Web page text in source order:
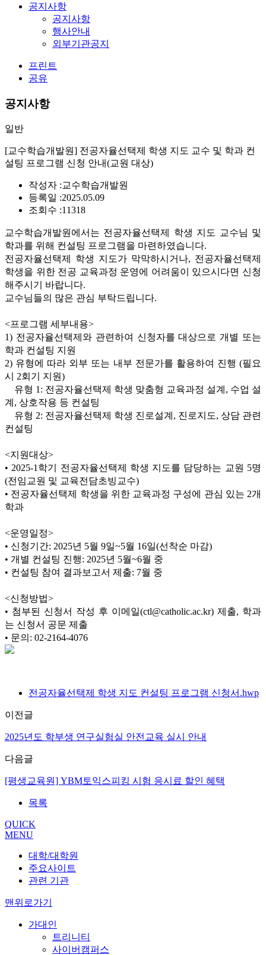
공지사항
공지사항
행사안내
외부기관공지
프린트
공유
공지사항
일반
[교수학습개발원] 전공자율선택제 학생 지도 교수 및 학과 컨
설팅 프로그램 신청 안내(교원 대상)
작성자 :교수학습개발원
등록일 :2025.05.09
조회수 :11318
교수학습개발원에서는 전공자율선택제 학생 지도 교수님 및
학과를 위해 컨설팅 프로그램을 마련하였습니다.
전공자율선택제 학생 지도가 막막하시거나, 전공자율선택제
학생을 위한 전공 교육과정 운영에 어려움이 있으시다면 신청
해주시기 바랍니다.
교수님들의 많은 관심 부탁드립니다.
<프로그램 세부내용>
1) 전공자율선택제와 관련하여 신청자를 대상으로 개별 또는
학과 컨설팅 지원
2) 유형에 따라 외부 또는 내부 전문가를 활용하여 진행(필요
시 2회기 지원)
유형 1: 전공자율선택제 학생 맞춤형 교육과정 설계 , 수업 설
계 , 상호작용 등 컨설팅
유형 2: 전공자율선택제 학생 진로설계 , 진로지도, 상담 관련
컨설팅
<지원대상>
• 2025-1 학기 전공자율선택제 학생 지도를 담당하는 교원 5명
(전임교원 및 교육전담초빙교수)
• 전공자율선택제 학생을 위한 교육과정 구성에 관심 있는 2개
학과
<운영일정>
• 신청기간: 2025년 5월 9일~5월 16일(선착순 마감)
• 개별 컨설팅 진행: 2025년 5월~6월 중
• 컨설팅 참여 결과보고서 제출: 7월 중
<신청방법>
• 첨부된 신청서 작성 후 이메일(ctl@catholic.ac.kr) 제출, 학과
는 신청서 공문 제출
• 문의 : 02-2164-4076
전공자율선택제 학생 지도 컨설팅 프로그램 신청서.hwp
이전글
2025년도 학부생 연구실험실 안전교육 실시 안내
다음글
[평생교육원] YBM토익스피킹 시험 응시료 할인 혜택
목록
QUICK
MENU
대학/대학원
주요사이트
관련 기관
맨위로가기
가대인
트리니티
사이버캠퍼스